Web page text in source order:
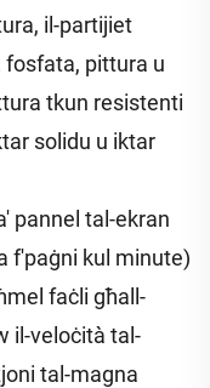
il-partijiet
fosfata, pittura u
tkun resistenti
solidu u iktar
pannel tal-ekran
f'paġni kul minute)
faċli għall-
il-veloċità tal-
tal-magna